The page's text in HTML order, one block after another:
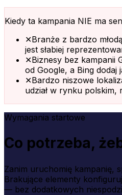
Kiedy ta kampania NIE ma
✕Branże z bardzo
jest słabiej
✕Biznesy bez kampanii
od Google, a Bing dodaj
✕Bardzo niszowe
udział w rynku polskim,
Wymagania startowe
Co potrzeba,
Zanim uruchomię kampanię,
Brakujące elementy
— bez dodatkowych